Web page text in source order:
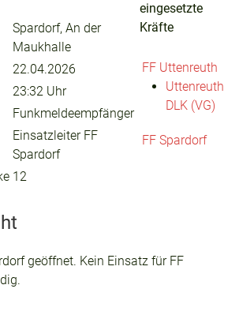
Spardorf, An der
Maukhalle
22.04.2026
23:32 Uhr
Funkmeldeempfänger
Einsatzleiter FF
Spardorf
12
eingesetzte
Kräfte
FF Uttenreuth
Uttenreuth
DLK (VG)
FF Spardorf
geöffnet. Kein Einsatz für FF